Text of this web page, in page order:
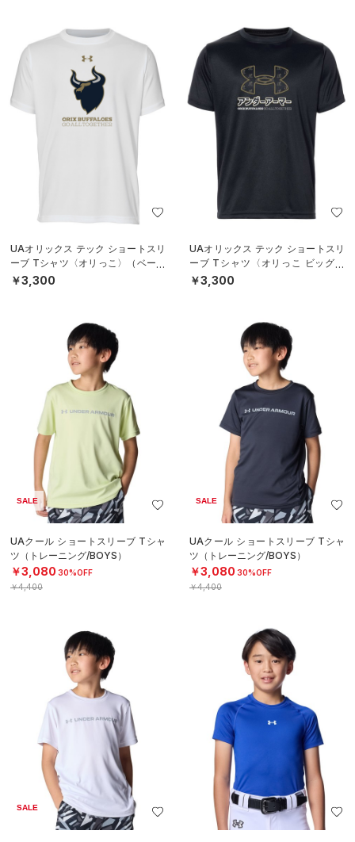
UAオリックス テック ショートスリ
ーブ Tシャツ〈オリっこ〉（ベース
ボール/KIDS）
￥3,300
UAオリックス テック ショートスリ
ーブ Tシャツ〈オリっこ ビッグロ
ゴ〉（ベースボール/KIDS）
￥3,300
SALE
UAクール ショートスリーブ Tシャ
ツ（トレーニング/BOYS）
￥3,080 30%OFF
￥4,400
SALE
UAクール ショートスリーブ Tシャ
ツ（トレーニング/BOYS）
￥3,080 30%OFF
￥4,400
SALE